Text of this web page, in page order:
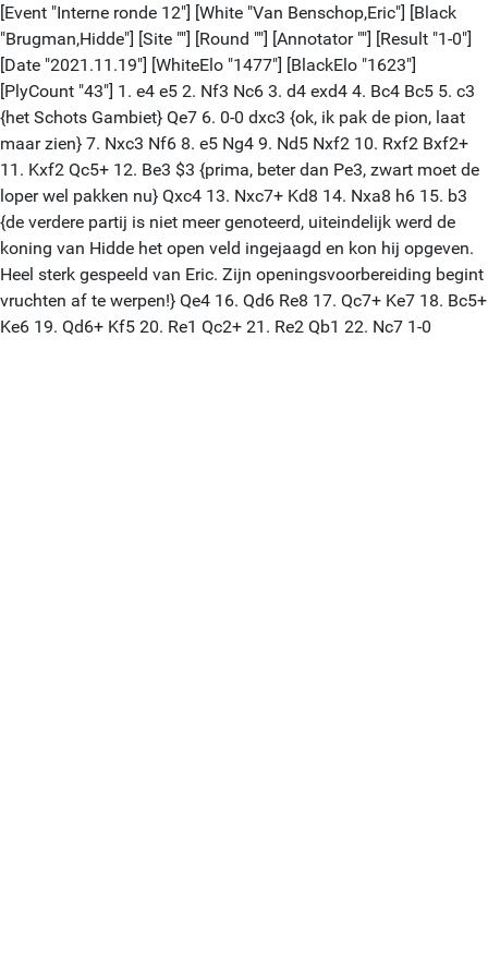
[Event "Interne ronde 12"] [White "Van Benschop,Eric"] [Black
"Brugman,Hidde"] [Site ""] [Round ""] [Annotator ""] [Result "1-0"]
[Date "2021.11.19"] [WhiteElo "1477"] [BlackElo "1623"]
[PlyCount "43"] 1. e4 e5 2. Nf3 Nc6 3. d4 exd4 4. Bc4 Bc5 5. c3
{het Schots Gambiet} Qe7 6. 0-0 dxc3 {ok, ik pak de pion, laat
maar zien} 7. Nxc3 Nf6 8. e5 Ng4 9. Nd5 Nxf2 10. Rxf2 Bxf2+
11. Kxf2 Qc5+ 12. Be3 $3 {prima, beter dan Pe3, zwart moet de
loper wel pakken nu} Qxc4 13. Nxc7+ Kd8 14. Nxa8 h6 15. b3
{de verdere partij is niet meer genoteerd, uiteindelijk werd de
koning van Hidde het open veld ingejaagd en kon hij opgeven.
Heel sterk gespeeld van Eric. Zijn openingsvoorbereiding begint
vruchten af te werpen!} Qe4 16. Qd6 Re8 17. Qc7+ Ke7 18. Bc5+
Ke6 19. Qd6+ Kf5 20. Re1 Qc2+ 21. Re2 Qb1 22. Nc7 1-0